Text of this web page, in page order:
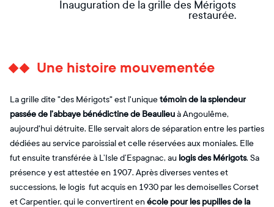
Inauguration de la grille des Mérigots
restaurée.
Une histoire mouvementée
La grille dite "des Mérigots" est l'uniquetémoin de la splendeur
passée de l’abbaye bénédictine de Beaulieuà Angoulême,
aujourd'hui détruite. Elle servait alors de séparation entre les parties
dédiées au service paroissial et celle réservées aux moniales. Elle
fut ensuite transférée à L’Isle d’Espagnac, au logis des Mérigots. Sa
présence y est attestée en 1907. Après diverses ventes et
successions, le logis fut acquis en 1930 par les demoiselles Corset
et Carpentier, qui le convertirent enécole pour les pupilles de la